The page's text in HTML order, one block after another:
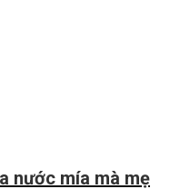
nước mía mà mẹ